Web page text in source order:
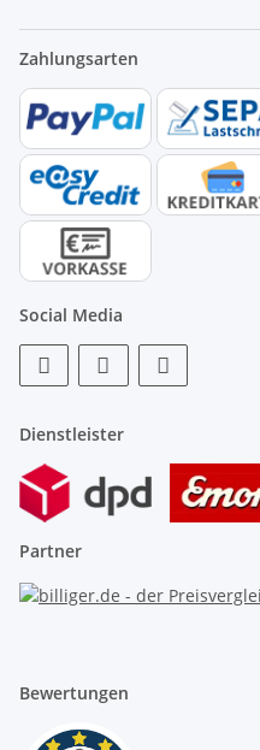
Zahlungsarten
Social Media
Dienstleister
Partner
Bewertungen